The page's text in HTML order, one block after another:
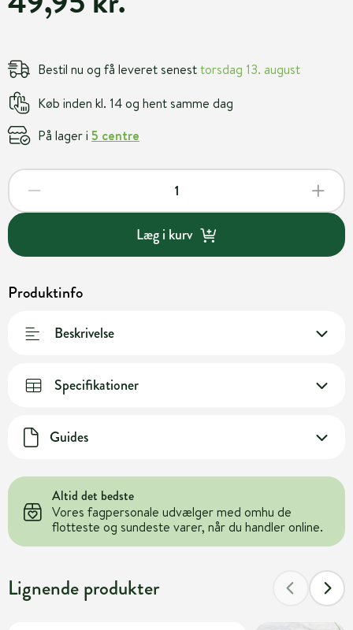
Bestil nu og få leveret senesttorsdag 13. august
Køb inden kl. 14 og hent samme dag
På lager i 5 centre
Læg i kurv
Produktinfo
Beskrivelse
Specifikationer
Guides
Altid det bedste
Vores fagpersonale udvælger med omhu de
flotteste og sundeste varer, når du handler online.
Lignende produkter